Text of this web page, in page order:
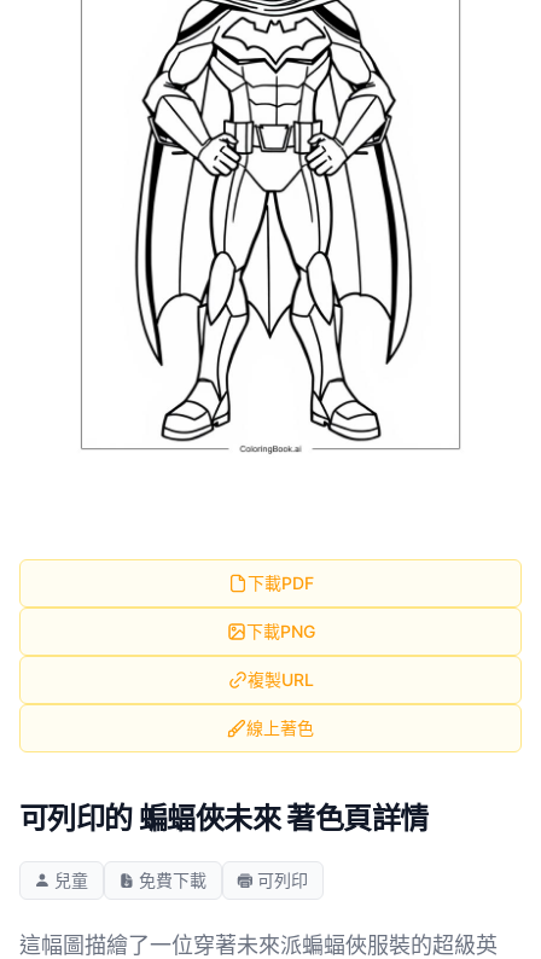
下載PDF
下載PNG
複製URL
線上著色
可列印的 蝙蝠俠未來 著色頁詳情
兒童 免費下載 可列印
這幅圖描繪了一位穿著未來派蝙蝠俠服裝的超級英